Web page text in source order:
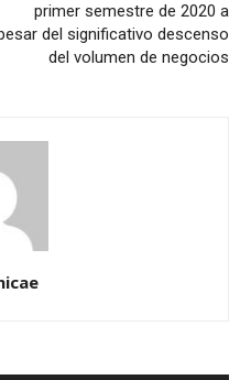
primer semestre de 2020 a
del significativo descenso
del volumen de negocios